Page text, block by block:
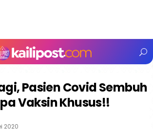
Pasien Covid Sembuh
Vaksin Khusus!!
2020